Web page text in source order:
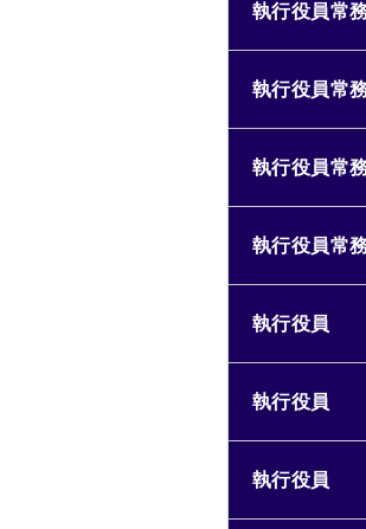
執行役員常
執行役員常
執行役員常
執行役員常
執行役員
執行役員
執行役員